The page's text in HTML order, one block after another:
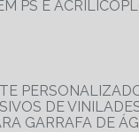
PS E ACRÍLICO
DE VINIL
GARRAFA DE